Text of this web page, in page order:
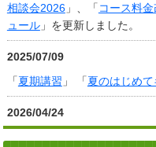
相談会2026」、「 コース料金
ュール」を更新しました。
2025/07/09
「夏期講習 」 「夏のはじめ
2026/04/24